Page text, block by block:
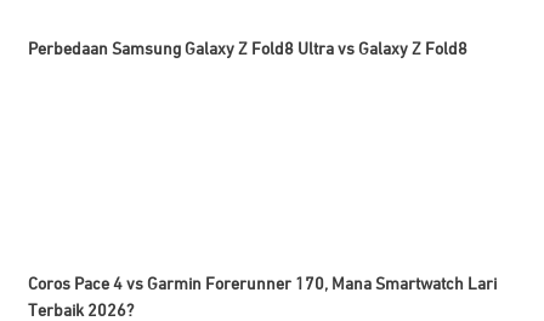
Perbedaan Samsung Galaxy Z Fold8 Ultra vs Galaxy Z Fold8
Coros Pace 4 vs Garmin Forerunner 170, Mana Smartwatch Lari
Terbaik 2026?